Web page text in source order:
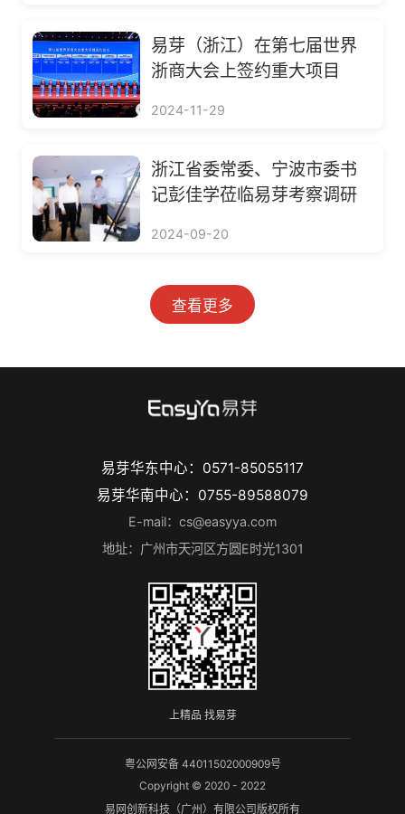
易芽（浙江）在第七届世界
浙商大会上签约重大项目
2024-11-29
浙江省委常委、宁波市委书
记彭佳学莅临易芽考察调研
2024-09-20
查看更多
易芽华东中心：0571-85055117
易芽华南中心：0755-89588079
E-mail：cs@easyya.com
地址：广州市天河区方圆E时光1301
上精品 找易芽
粤公网安备 44011502000909号
Copyright © 2020 - 2022
易网创新科技（广州）有限公司版权所有